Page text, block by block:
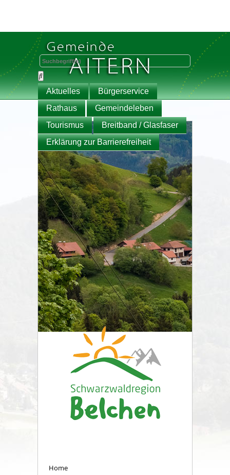
Aktuelles
Bürgerservice
Rathaus
Gemeindeleben
Tourismus
Breitband / Glasfaser
Erklärung zur Barrierefreiheit
Home